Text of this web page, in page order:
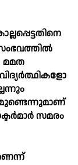
മമത
സമരം